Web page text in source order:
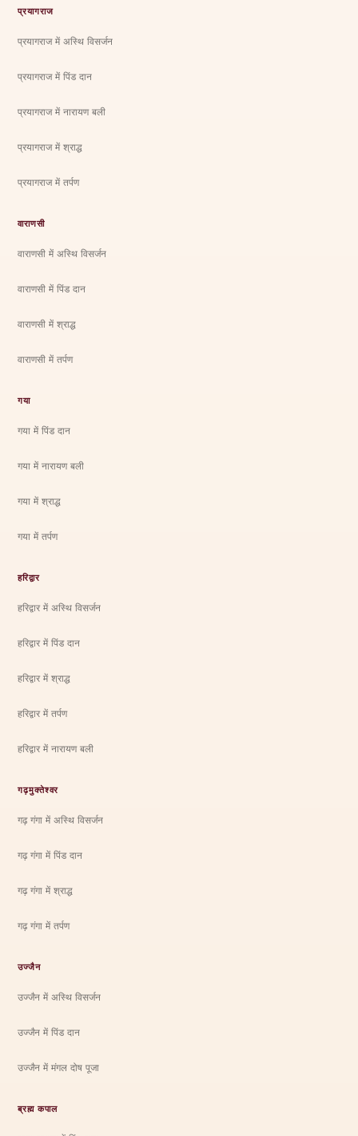
प्रयागराज
प्रयागराज में अस्थि विसर्जन
प्रयागराज में पिंड दान
प्रयागराज में नारायण बली
प्रयागराज में श्राद्ध
प्रयागराज में तर्पण
वाराणसी
वाराणसी में अस्थि विसर्जन
वाराणसी में पिंड दान
वाराणसी में श्राद्ध
वाराणसी में तर्पण
गया
गया में पिंड दान
गया में नारायण बली
गया में श्राद्ध
गया में तर्पण
हरिद्वार
हरिद्वार में अस्थि विसर्जन
हरिद्वार में पिंड दान
हरिद्वार में श्राद्ध
हरिद्वार में तर्पण
हरिद्वार में नारायण बली
गढ़मुक्तेश्वर
गढ़ गंगा में अस्थि विसर्जन
गढ़ गंगा में पिंड दान
गढ़ गंगा में श्राद्ध
गढ़ गंगा में तर्पण
उज्जैन
उज्जैन में अस्थि विसर्जन
उज्जैन में पिंड दान
उज्जैन में मंगल दोष पूजा
ब्रह्म कपाल